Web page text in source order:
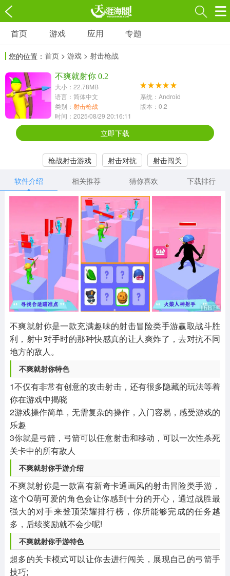
游戏
3697款应用
1597款应用
休闲益智
13387款应用
2196款应用
1072款应用
418款应用
568款应用
音乐舞蹈
2716款应用
其他
1654款应用
游戏助手
515款应用
MOD游戏
1056款应用
首页 游戏 应用 专题
您的位置： 首页 > 游戏 > 射击枪战
不爽就射你 0.2
大小：22.78MB
语言：简体中文
系统：Android
类别： 射击枪战
版本：0.2
时间：2025/08/29 20:16:11
立即下载
枪战射击游戏 射击对抗
射击闯关
软件介绍
相关推荐 猜你喜欢 下载排行
不爽就射你是一款充满趣味的射击冒险类手游赢取战斗胜
利，射中对手时的那种快感真的让人爽炸了，去对抗不同
地方的敌人。
不爽就射你特色
1不仅有非常有创意的攻击射击，还有很多隐藏的玩法等着
你在游戏中揭晓
2游戏操作简单，无需复杂的操作，入门容易，感受游戏的
乐趣
3你就是弓箭，弓箭可以任意射击和移动，可以一次性杀死
关卡中的所有敌人
不爽就射你手游介绍
不爽就射你是一款富有新奇卡通画风的射击冒险类手游，
这个Q萌可爱的角色会让你感到十分的开心，通过战胜最
强大的对手来登顶荣耀排行榜，你所能够完成的任务越
多，后续奖励就不会少呢!
不爽就射你手游特色
超多的关卡模式可以让你去进行闯关，展现自己的弓箭手
技巧;